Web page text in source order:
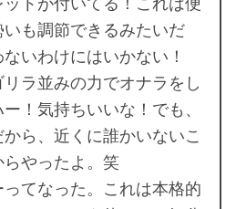
も調節できるみたいだ
いわけにはいかない！
ラ並みの力でオナラをし
！気持ちいいな！でも、
ら、近くに誰かいないこ
やったよ。笑
てなった。これは本格的